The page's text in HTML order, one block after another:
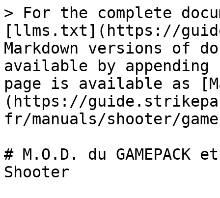
> For the complete
[llms.txt](https://
Markdown versions of
available by
page is available as
(https://
fr/manuals/shooter/
# M.O.D. du
Shooter